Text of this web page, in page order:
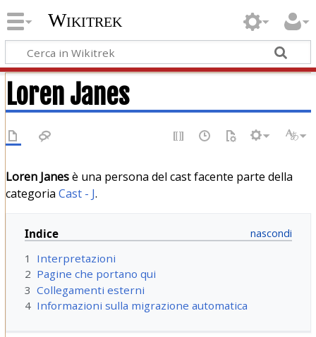
Wikitrek
Loren Janes
Loren Janesè una persona del cast facente parte della
categoria Cast - J.
Indice
1
Interpretazioni
2 Pagine che portano qui
3 Collegamenti esterni
4 Informazioni sulla migrazione automatica